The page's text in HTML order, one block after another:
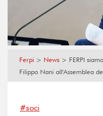
Ferpi > News > FERPI
Filippo Nani all'Assemblea
#soci